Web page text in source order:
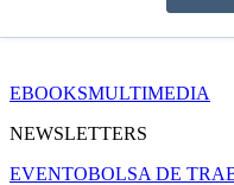
EBOOKSMULTIMEDIA
NEWSLETTERS
EVENTOBOLSA DE